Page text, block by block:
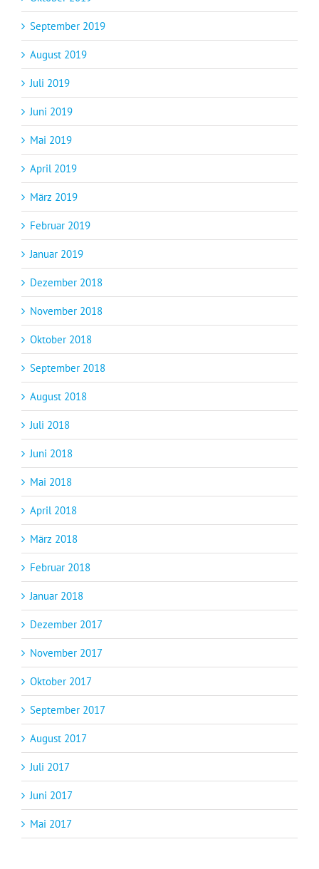
September 2019
August 2019
Juli 2019
Juni 2019
Mai 2019
April 2019
März 2019
Februar 2019
Januar 2019
Dezember 2018
November 2018
Oktober 2018
September 2018
August 2018
Juli 2018
Juni 2018
Mai 2018
April 2018
März 2018
Februar 2018
Januar 2018
Dezember 2017
November 2017
Oktober 2017
September 2017
August 2017
Juli 2017
Juni 2017
Mai 2017